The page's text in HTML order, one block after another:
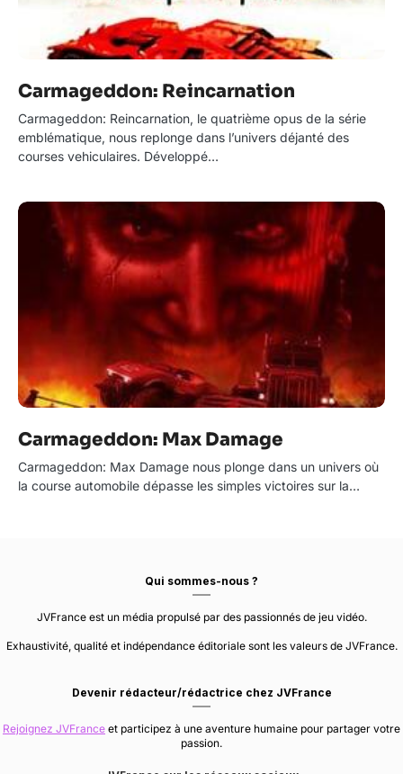
Carmageddon: Reincarnation
Carmageddon: Reincarnation, le quatrième opus de la série
emblématique, nous replonge dans l’univers déjanté des
courses vehiculaires. Développé…
Carmageddon: Max Damage
Carmageddon: Max Damage nous plonge dans un univers où
la course automobile dépasse les simples victoires sur la…
Qui sommes-nous ?
JVFrance est un média propulsé par des passionnés de jeu vidéo.
Exhaustivité, qualité et indépendance éditoriale sont les valeurs de JVFrance.
Devenir rédacteur/rédactrice chez JVFrance
Rejoignez JVFrance et participez à une aventure humaine pour partager votre
passion.